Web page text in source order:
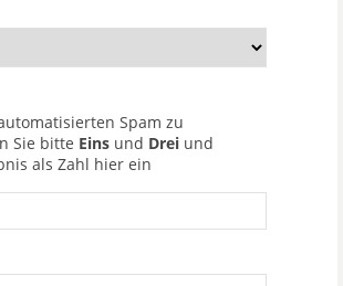
Spam zu
Sie bitte Eins und Drei und
als Zahl hier ein